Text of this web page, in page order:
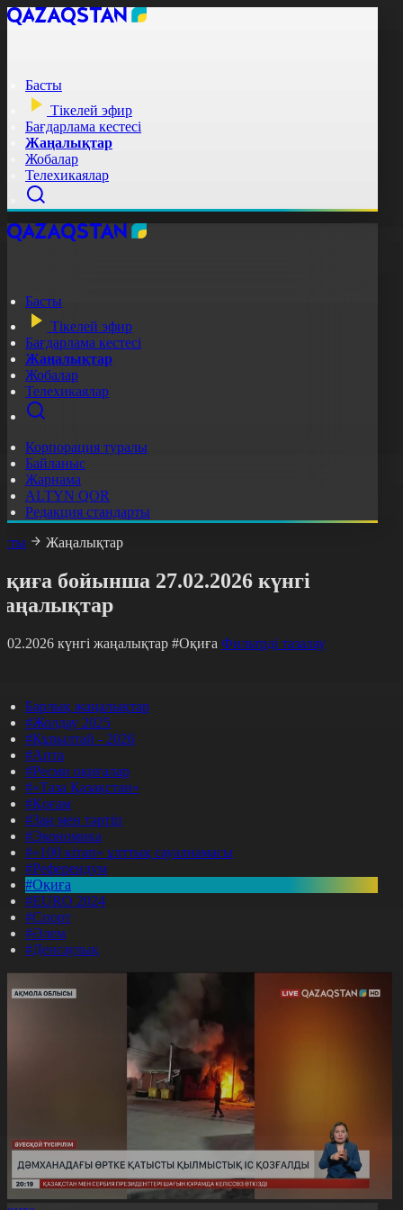
Басты
Тікелей эфир
Бағдарлама кестесі
Жаңалықтар
Жобалар
Телехикаялар
Басты
Тікелей эфир
Бағдарлама кестесі
Жаңалықтар
Жобалар
Телехикаялар
Корпорация туралы
Байланыс
Жарнама
ALTYN QOR
Редакция стандарты
Жаңалықтар
бойынша 27.02.2026 күнгі
күнгі жаңалықтар #Оқиға Фильтрді тазалау
Барлық жаңалықтар
#Жолдау 2025
#Құрылтай - 2026
#Апта
#Ресми оқиғалар
#«Таза Қазақстан»
#Қоғам
#Заң мен тәртіп
#Экономика
#«100 кітап» ұлттық сауалнамасы
#Референдум
#Оқиға
#EURO 2024
#Спорт
#Әлем
#Денсаулық